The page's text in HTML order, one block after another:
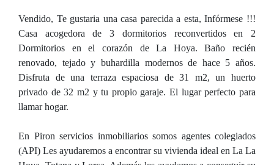
Vendido, Te gustaria una casa parecida a esta, Infórmese !!!
Casa acogedora de 3 dormitorios reconvertidos en 2
Dormitorios en el corazón de La Hoya. Baño recién
renovado, tejado y buhardilla modernos de hace 5 años.
Disfruta de una terraza espaciosa de 31 m2, un huerto
privado de 32 m2 y tu propio garaje. El lugar perfecto para
llamar hogar.
En Piron servicios inmobiliarios somos agentes colegiados
(API) Les ayudaremos a encontrar su vivienda ideal en La La